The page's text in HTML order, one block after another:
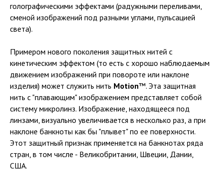
голографическими эффектами (радужными переливами,
сменой изображений под разными углами, пульсацией
света).
Примером нового поколения защитных нитей с
кинетическим эффектом (то есть с хорошо наблюдаемым
движением изображений при повороте или наклоне
изделия) может служить нить Motion™. Эта защитная
нить с "плавающим" изображением представляет собой
систему микролинз. Изображение, находящееся под
линзами, визуально увеличивается в несколько раз, а при
наклоне банкноты как бы "плывет" по ее поверхности.
Этот защитный признак применяется на банкнотах ряда
стран, в том числе - Великобритании, Швеции, Дании,
США.